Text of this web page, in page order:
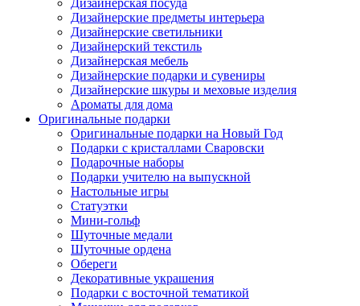
Дизайнерская посуда
Дизайнерские предметы интерьера
Дизайнерские светильники
Дизайнерский текстиль
Дизайнерская мебель
Дизайнерские подарки и сувениры
Дизайнерские шкуры и меховые изделия
Ароматы для дома
Оригинальные подарки
Оригинальные подарки на Новый Год
Подарки с кристаллами Сваровски
Подарочные наборы
Подарки учителю на выпускной
Настольные игры
Статуэтки
Мини-гольф
Шуточные медали
Шуточные ордена
Обереги
Декоративные украшения
Подарки с восточной тематикой